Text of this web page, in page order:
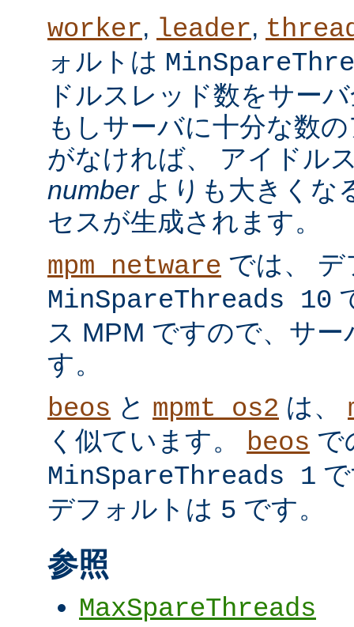
worker, leader,
ォルトは
ドルスレッド数をサー
もしサーバに十分な数
がなければ、 アイドル
numberよりも大きくな
セスが生成されます。
mpm_netware では、
MinSpareThreads 10
ス MPM ですので、サ
す。
beos と mpmt_os2 は、
く似ています。 beos で
MinSpareThreads 1
デフォルトは 5 です。
参照
MaxSpareThreads